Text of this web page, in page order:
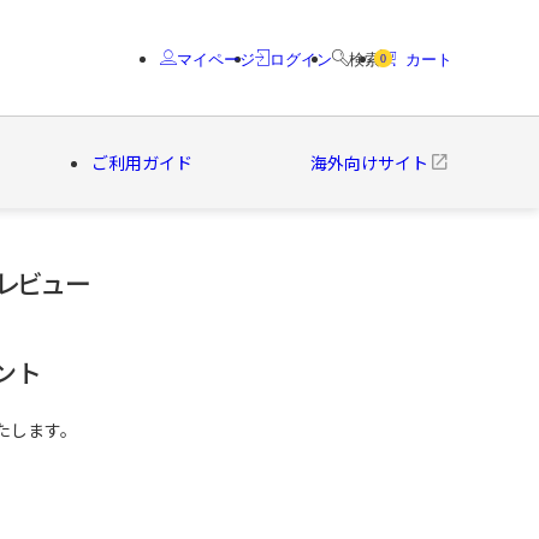
マイページ ログイン 検索 0 カート
ご利用ガイド 海外向けサイト
ー ブランド
ビュー
ト
ます。